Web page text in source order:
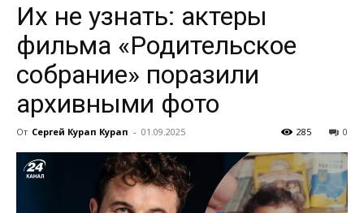
Их не узнать: актеры
фильма «Родительское
собрание» поразили
архивными фото
От Сергей Курап Курап - 01.09.2025 0
285